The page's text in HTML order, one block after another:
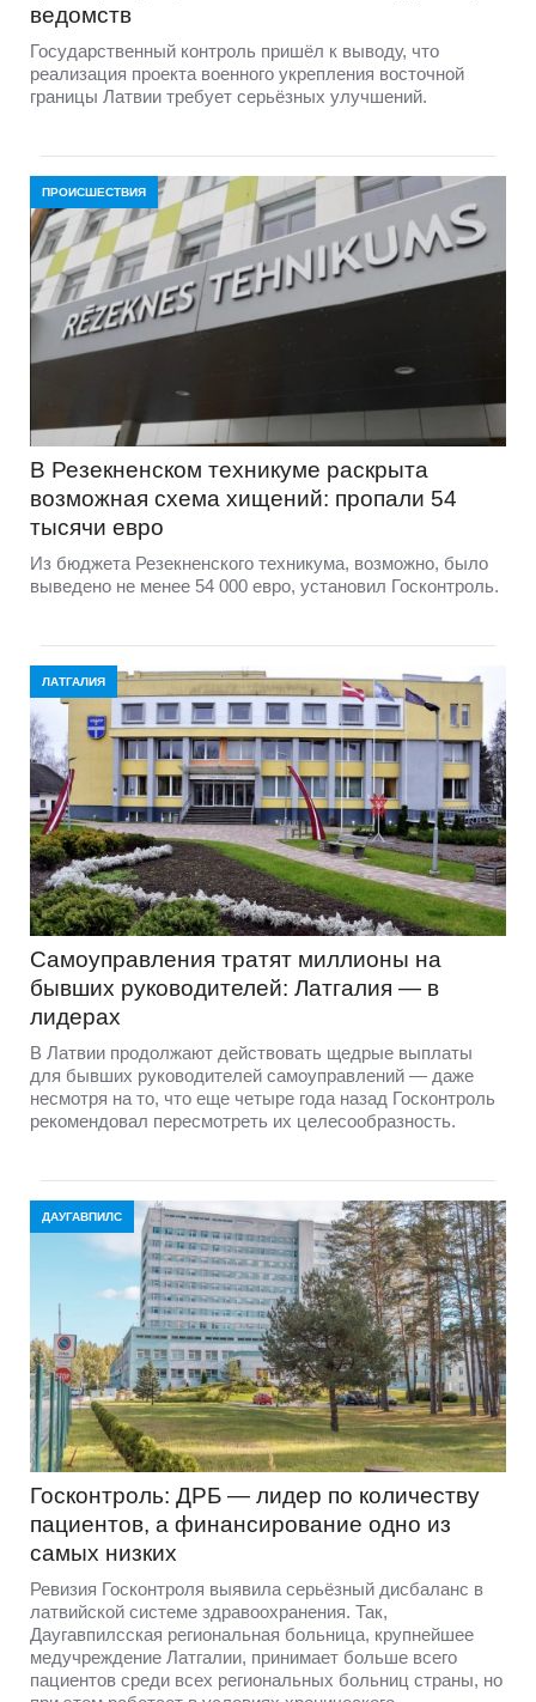
ведомств
Государственный контроль пришёл к выводу, что
реализация проекта военного укрепления восточной
границы Латвии требует серьёзных улучшений.
ПРОИСШЕСТВИЯ
В Резекненском техникуме раскрыта
возможная схема хищений: пропали 54
тысячи евро
Из бюджета Резекненского техникума, возможно, было
выведено не менее 54 000 евро, установил Госконтроль.
ЛАТГАЛИЯ
Самоуправления тратят миллионы на
бывших руководителей: Латгалия — в
лидерах
В Латвии продолжают действовать щедрые выплаты
для бывших руководителей самоуправлений — даже
несмотря на то, что еще четыре года назад Госконтроль
рекомендовал пересмотреть их целесообразность.
ДАУГАВПИЛС
Госконтроль: ДРБ — лидер по количеству
пациентов, а финансирование одно из
самых низких
Ревизия Госконтроля выявила серьёзный дисбаланс в
латвийской системе здравоохранения. Так,
Даугавпилсская региональная больница, крупнейшее
медучреждение Латгалии, принимает больше всего
пациентов среди всех региональных больниц страны, но